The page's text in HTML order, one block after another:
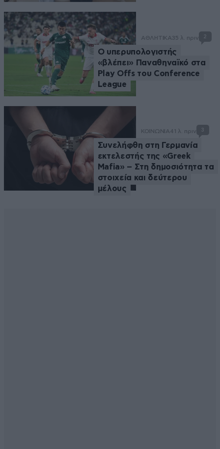
ΑΘΛΗΤΙΚΑ35 λ. πριν 2
Ο υπερυπολογιστής
«βλέπει» Παναθηναϊκό στα
Play Offs του Conference
League
ΚΟΙΝΩΝΙΑ41 λ. πριν 3
Συνελήφθη στη Γερμανία
εκτελεστής της «Greek
Mafia» – Στη δημοσιότητα τα
στοιχεία και δεύτερου
μέλους